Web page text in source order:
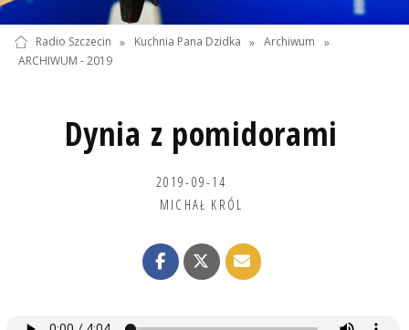
Radio Szczecin » Kuchnia Pana Dzidka » Archiwum
»
ARCHIWUM - 2019
Dynia z pomidorami
2019-09-14
MICHAŁ KRÓL